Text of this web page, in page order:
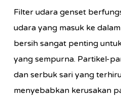
Filter udara genset
udara yang masuk ke
bersih sangat penting
yang sempurna. Partikel-
dan serbuk sari yang
menyebabkan kerusakan